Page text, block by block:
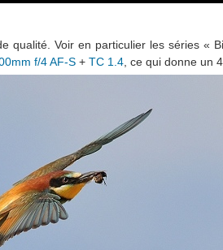
qualité. Voir en particulier les séries
f/4 AF-S +TC 1.4 , ce qui donne un